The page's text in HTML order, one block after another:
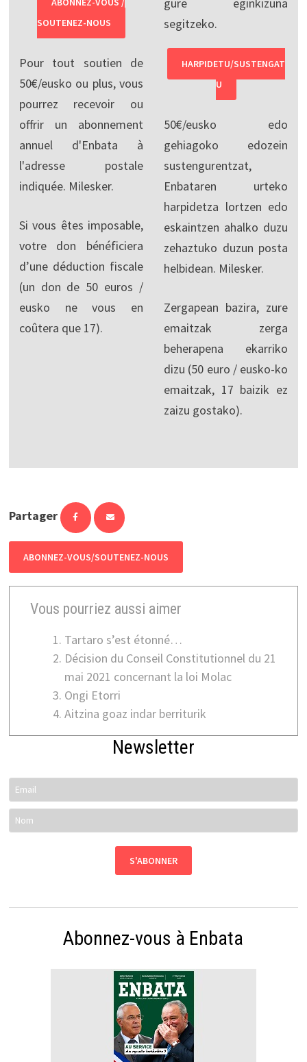
SOUTENEZ-NOUS
Pour tout soutien de
50€/eusko ou plus, vous
pourrez recevoir ou
offrir un abonnement
annuel d'Enbata à
l'adresse postale
indiquée. Milesker.
Si vous êtes imposable,
votre don bénéficiera
d’une déduction fiscale
(un don de 50 euros /
eusko ne vous en
coûtera que 17).
segitzeko.
HARPIDETU/SUSTENGAT
U
50€/eusko edo
gehiagoko edozein
sustengurentzat,
Enbataren urteko
harpidetza lortzen edo
eskaintzen ahalko duzu
zehaztuko duzun posta
helbidean. Milesker.
Zergapean bazira, zure
emaitzak zerga
beherapena ekarriko
dizu (50 euro / eusko-ko
emaitzak, 17 baizik ez
zaizu gostako).
Partager
ABONNEZ-VOUS/SOUTENEZ-NOUS
Vous pourriez aussi aimer
Tartaro s’est étonné…
Décision du Conseil Constitutionnel du 21
mai 2021 concernant la loi Molac
Ongi Etorri
Aitzina goaz indar berriturik
Newsletter
Abonnez-vous à Enbata